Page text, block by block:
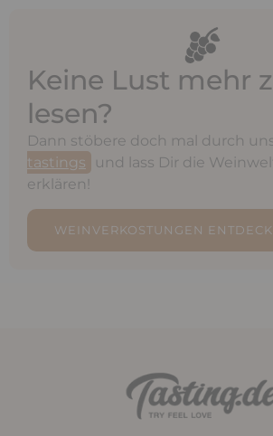
Keine Lust mehr
lesen?
Dann stöbere doch mal durch
tastings
und lass Dir die
erklären!
WEINVERKOSTUNGEN